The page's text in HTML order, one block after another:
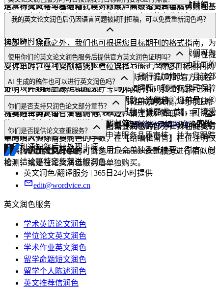
检查每份订单文件和客户要求，根据您的文稿类型、学科领
域、研究方向及使用场景，为您分配最合适的专业编辑。
从成功提交订单起开始计算，周末节假日皆包含在返稿时间
内。准时返稿率高达 99.8%，截止日期临近，请放心选用 9 或
13 小时的加急服务！稿件处理进度将通过邮件实时推送，方
便您随时查看。
达、行文风格与基础格式校对修改。高级论文润色服务则在基
础语言润色之上，额外包含 365 天无限次免费再润色、编辑
可以。我们可为您按照标准格式要求（常见的有 MLA、
APA、AMA、 Chicago 等）进行修改，请您在提交订单时选
择即可。除此之外，我们也可根据您目标期刊的格式指南，为
您修改文稿排版格式以符合要求，不收取额外的费用。请在提
交订单时，在【文献格式】栏位选择 Other ，将您目标期刊网
址输入，再上传官方作者指南即可。
我的英文论文润色后仍因语言问题被期刊拒稿，可以免费重新润色吗？
可以。若稿件在润色后因存在语言问题被期刊拒稿，我们可为
您提供免费再润色的后续服务。但其只限于投稿文件为我司的
润色完稿，即若您在收到润色完稿后，另行追加修改，且该部
分出现并非由于原编辑疏失产生的英文问题，则不在我司保障
的英文品质范围內。如需提交申诉帮助，请您将①订单号，②
完整的审稿意见，③投稿稿件，④其他申诉要求（如，可接受
的再次返稿时间），发送至客服邮箱edit@wordvice.cn。客服
团队将协助您向 QA 品控团队申请服务品质审核，并为您跟踪
进展和通知您后续处理事项。
使用你们的英文论文润色服务后提供官方英文润色证明吗？
提供。这是一份 PubMed、SCI 级别国际期刊认可的官方润色
证明（Proofreading Certificate），可向期刊证明您的稿件已由
一名母语为英语的人士编辑。在您的订单完成后，您可前往
【我的主页】自行下载。 ※ 获取方法：【我的主页】 → 点击
订单栏位右侧【选择所需文件】 → 按系统提示填写准确的作
者名和文稿标题信息 → 下载
AI 生成的稿件也可以进行英文润色吗？
可以。ChatGPT 等 AI 工具撰写、翻译生成的文稿，均可正常
提交进行英文语言润色优化。不过，请注意：降低 AI 率、全
文大幅改写重组等内容层面上的重写类服务，不在我们的服务
范围内。
你们是否支持只润色论文部分章节？
支持。您只需在文件内高亮标出需要润色的部分，并在提交订
单时填入实际需要润色的字数，在【给编辑留言】栏位注明仅
高亮标示部分需要润色。很多用户会单独委托摘要、引言、讨
论、结论等特定段落进行润色。
你们是否提供论文查重服务？
提供。您在提交订单时可自选 iThenticate 查重服务进行相似度
检测，或是在论文润色服务后单独购买。
英文润色/翻译服务 | 365日24小时提供
edit@wordvice.cn
英文润色服务
学术英语论文润色
学位论文英文润色
学术作业英文润色
留学命题短文润色
留学个人陈述润色
英文推荐信润色